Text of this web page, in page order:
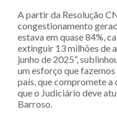
A partir da Resolução
congestionamento
estava em quase 84%,
extinguir 13 milhões de
junho de 2025”,
um esforço que
país, que compromete a
que o Judiciário deve
Barroso.